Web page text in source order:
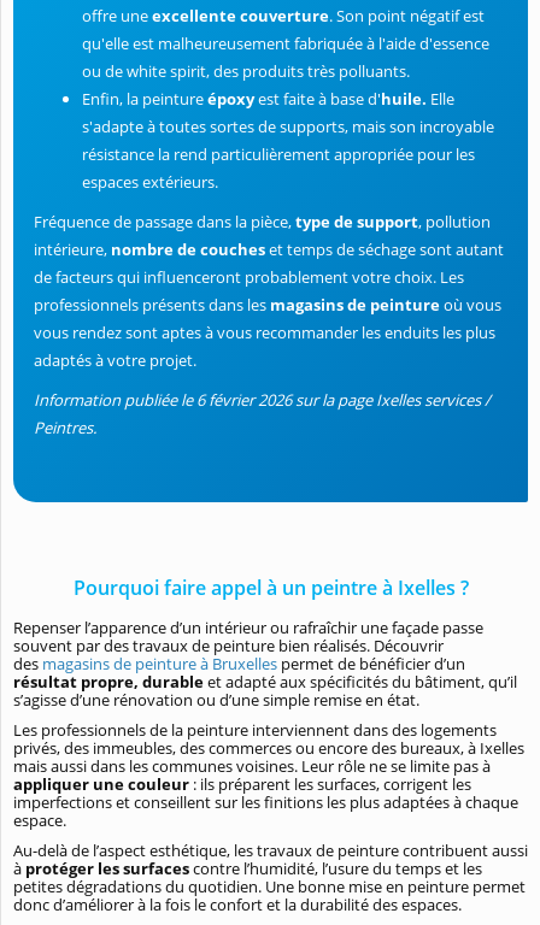
offre uneexcellente couverture. Son point négatif est
qu'elle est malheureusement fabriquée à l'aide d'essence
ou de white spirit, des produits très polluants.
Enfin, la peintureépoxyest faite à base d'huile. Elle
s'adapte à toutes sortes de supports, mais son incroyable
résistance la rend particulièrement appropriée pour les
espaces extérieurs.
Fréquence de passage dans la pièce,type de support, pollution
intérieure, nombre de coucheset temps de séchage sont autant
de facteurs qui influenceront probablement votre choix. Les
professionnels présents dans les magasins de peintureoù vous
vous rendez sont aptes à vous recommander les enduits les plus
adaptés à votre projet.
Information publiée le 6 février 2026 sur la page Ixelles services /
Peintres.
Pourquoi faire appel à un peintre à Ixelles ?
Repenser l’apparence d’un intérieur ou rafraîchir une façade passe
souvent par des travaux de peinture bien réalisés. Découvrir
des magasins de peinture à Bruxelles permet de bénéficier d’un
résultat propre, durableet adapté aux spécificités du bâtiment, qu’il
s’agisse d’une rénovation ou d’une simple remise en état.
Les professionnels de la peinture interviennent dans des logements
privés, des immeubles, des commerces ou encore des bureaux, à Ixelles
mais aussi dans les communes voisines. Leur rôle ne se limite pas à
appliquer une couleur : ils préparent les surfaces, corrigent les
imperfections et conseillent sur les finitions les plus adaptées à chaque
espace.
Au-delà de l’aspect esthétique, les travaux de peinture contribuent aussi
à protéger les surfacescontre l’humidité, l’usure du temps et les
petites dégradations du quotidien. Une bonne mise en peinture permet
donc d’améliorer à la fois le confort et la durabilité des espaces.